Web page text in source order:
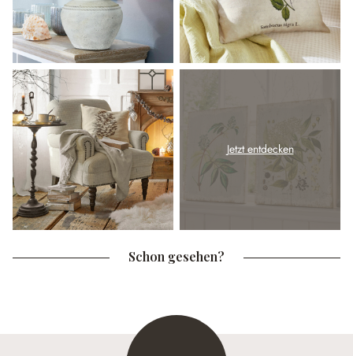
Jetzt entdecken
Schon gesehen?